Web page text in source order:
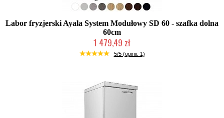
Labor fryzjerski Ayala System Modułowy SD 60 - szafka dolna
60cm
1 479,49 zł
Produkcja na zamówienie Klienta
5/5 (opinii: 1)